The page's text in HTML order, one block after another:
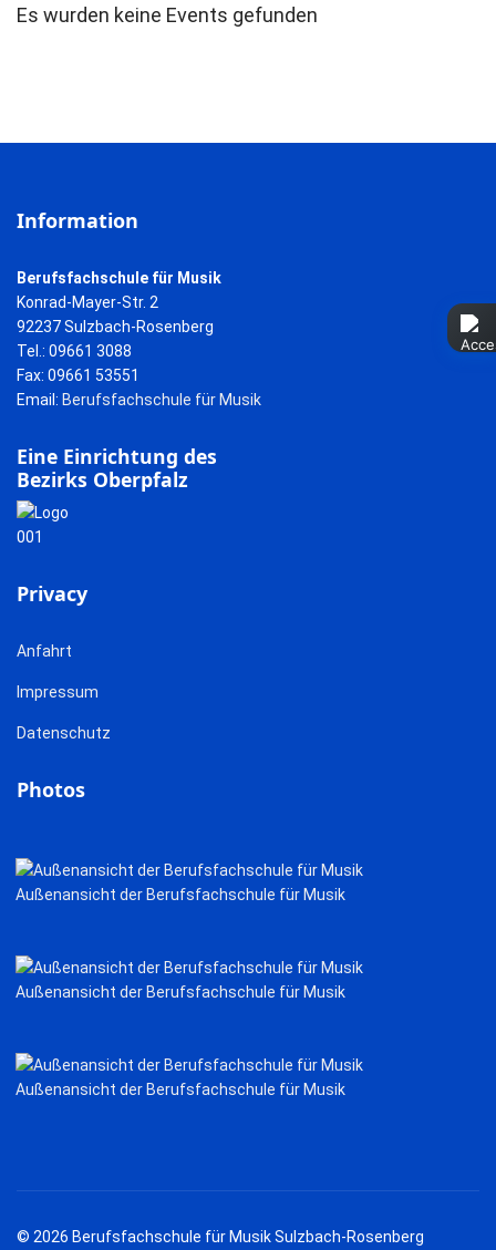
Es wurden keine Events gefunden
Information
Berufsfachschule für Musik
Konrad-Mayer-Str. 2
92237 Sulzbach-Rosenberg
Tel.: 09661 3088
Fax: 09661 53551
Email: Berufsfachschule für Musik
Eine Einrichtung des
Bezirks Oberpfalz
Privacy
Anfahrt
Impressum
Datenschutz
Photos
Außenansicht der Berufsfachschule für Musik
Außenansicht der Berufsfachschule für Musik
Außenansicht der Berufsfachschule für Musik
© 2026 Berufsfachschule für Musik Sulzbach-Rosenberg